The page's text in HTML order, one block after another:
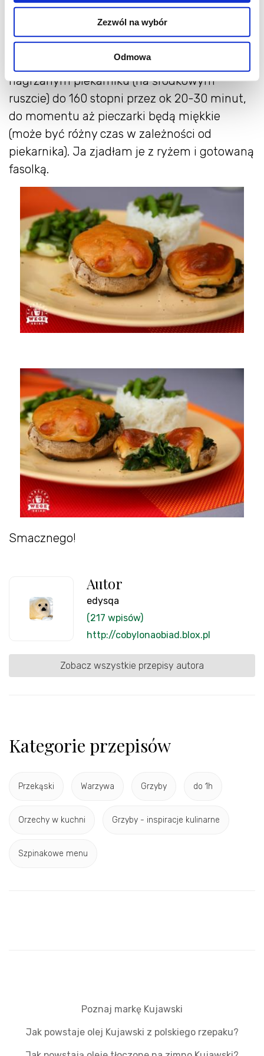
Zezwól na wybór
Odmowa
minuty gotujemy ciągle mieszając (będzie
gęstniała). Masę serową wykładamy na
pieczarki, układamy ja na blaszce
wysmarowanej olejem i pieczemy w
nagrzanym piekarniku (na środkowym
ruszcie) do 160 stopni przez ok 20-30 minut,
do momentu aż pieczarki będą miękkie
(może być różny czas w zależności od
piekarnika). Ja zjadłam je z ryżem i gotowaną
fasolką.
Smacznego!
Autor
edysqa
(217 wpisów)
http://cobylonaobiad.blox.pl
Zobacz wszystkie przepisy autora
Kategorie przepisów
Przekąski Warzywa Grzyby do 1h
Orzechy w kuchni Grzyby - inspiracje kulinarne
Szpinakowe menu
Poznaj markę Kujawski
Jak powstaje olej Kujawski z polskiego rzepaku?